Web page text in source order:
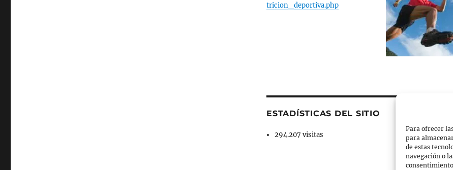
Para ofrecer
para
de estas
navegación o
tricion_deportiva.php
ESTADÍSTICAS DEL SITIO
294.207 visitas